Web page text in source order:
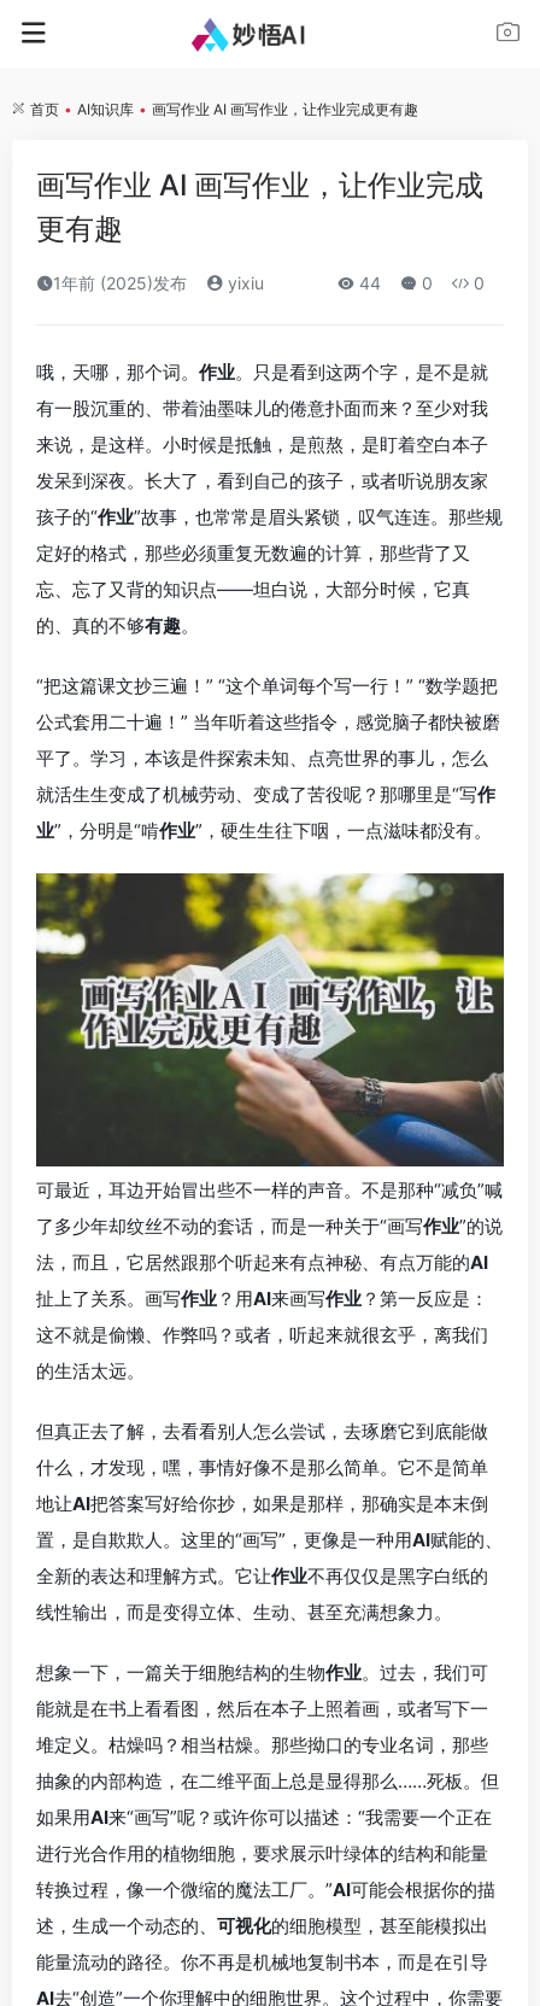
首页 • AI知识库 • 画写作业 AI 画写作业，让作业完成更有趣
画写作业 AI 画写作业，让作业完成
更有趣
1年前 (2025)发布 yixiu 44 0 0
哦，天哪，那个词。 作业。只是看到这两个字，是不是就
有一股沉重的、带着油墨味儿的倦意扑面而来？至少对我
来说，是这样。小时候是抵触，是煎熬，是盯着空白本子
发呆到深夜。长大了，看到自己的孩子，或者听说朋友家
孩子的“作业”故事，也常常是眉头紧锁，叹气连连。那些规
定好的格式，那些必须重复无数遍的计算，那些背了又
忘、忘了又背的知识点——坦白说，大部分时候，它真
的、真的不够有趣。
“把这篇课文抄三遍！” “这个单词每个写一行！” “数学题把
公式套用二十遍！” 当年听着这些指令，感觉脑子都快被磨
平了。学习，本该是件探索未知、点亮世界的事儿，怎么
就活生生变成了机械劳动、变成了苦役呢？那哪里是“写作
业”，分明是“啃作业”，硬生生往下咽，一点滋味都没有。
可最近，耳边开始冒出些不一样的声音。不是那种“减负”喊
了多少年却纹丝不动的套话，而是一种关于“画写作业”的说
法，而且，它居然跟那个听起来有点神秘、有点万能的AI
扯上了关系。画写作业 ？用AI来画写作业 ？第一反应是：
这不就是偷懒、作弊吗？或者，听起来就很玄乎，离我们
的生活太远。
但真正去了解，去看看别人怎么尝试，去琢磨它到底能做
什么，才发现，嘿，事情好像不是那么简单。它不是简单
地让AI把答案写好给你抄，如果是那样，那确实是本末倒
置，是自欺欺人。这里的“画写”，更像是一种用AI赋能的、
全新的表达和理解方式。它让作业不再仅仅是黑字白纸的
线性输出，而是变得立体、生动、甚至充满想象力。
想象一下，一篇关于细胞结构的生物作业。过去，我们可
能就是在书上看看图，然后在本子上照着画，或者写下一
堆定义。枯燥吗？相当枯燥。那些拗口的专业名词，那些
抽象的内部构造，在二维平面上总是显得那么……死板。但
如果用AI来“画写”呢？或许你可以描述：“我需要一个正在
进行光合作用的植物细胞，要求展示叶绿体的结构和能量
转换过程，像一个微缩的魔法工厂。”AI可能会根据你的描
述，生成一个动态的、 可视化的细胞模型，甚至能模拟出
能量流动的路径。你不再是机械地复制书本，而是在引导
AI去“创造”一个你理解中的细胞世界。这个过程中，你需要